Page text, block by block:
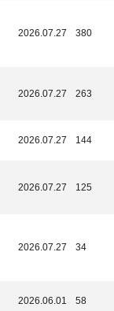
2026.07.27 380
2026.07.27 263
2026.07.27 144
2026.07.27 125
2026.07.27 34
2026.06.01 58